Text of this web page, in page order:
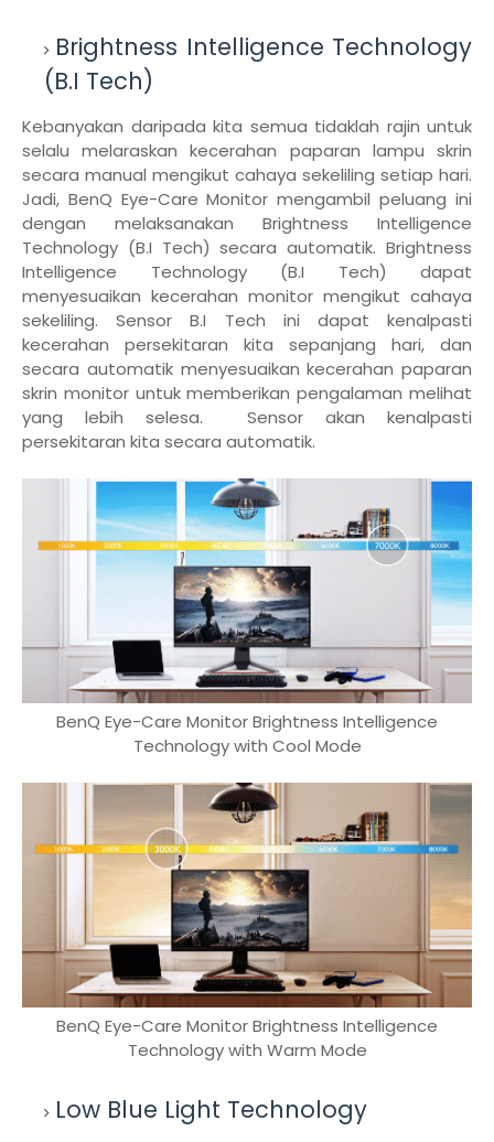
Brightness Intelligence Technology
(B.I Tech)
Kebanyakan daripada kita semua tidaklah rajin untuk
selalu melaraskan kecerahan paparan lampu skrin
secara manual mengikut cahaya sekeliling setiap hari.
Jadi, BenQ Eye-Care Monitor mengambil peluang ini
dengan melaksanakan Brightness Intelligence
Technology (B.I Tech) secara automatik. Brightness
Intelligence Technology (B.I Tech) dapat
menyesuaikan kecerahan monitor mengikut cahaya
sekeliling. Sensor B.I Tech ini dapat kenalpasti
kecerahan persekitaran kita sepanjang hari, dan
secara automatik menyesuaikan kecerahan paparan
skrin monitor untuk memberikan pengalaman melihat
yang lebih selesa. Sensor akan kenalpasti
persekitaran kita secara automatik.
BenQ Eye-Care Monitor Brightness Intelligence
Technology with Cool Mode
BenQ Eye-Care Monitor Brightness Intelligence
Technology with Warm Mode
Low Blue Light Technology